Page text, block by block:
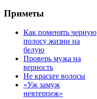
Приметы
Как поменять черную
полосу жизни на
белую
Проверь мужа на
верность
Не красьте волосы
«Уж замуж
невтерпеж»